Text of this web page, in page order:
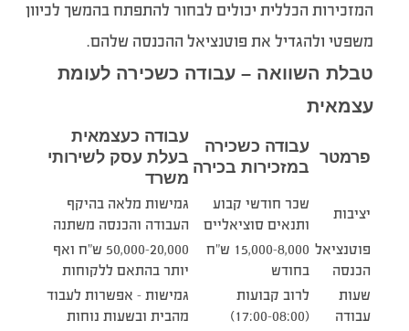
המזכירות הכללית יכולים לבחור להתפתח בהמשך לכיוון
משפטי ולהגדיל את פוטנציאל ההכנסה שלהם.
טבלת השוואה – עבודה כשכירה לעומת
עצמאית
פרמטר
עבודה כשכירה
במזכירות בכירה
עבודה כעצמאית
בעלת עסק לשירותי
משרד
יציבות
שכר חודשי קבוע
ותנאים סוציאליים
גמישות מלאה בהיקף
העבודה והכנסה משתנה
פוטנציאל
הכנסה
8,000–15,000 ש”ח
בחודש
20,000–50,000 ש”ח ואף
יותר בהתאם ללקוחות
שעות
עבודה
לרוב קבועות
(08:00–17:00)
גמישות – אפשרות לעבוד
מהבית ובשעות נוחות